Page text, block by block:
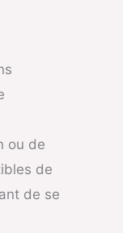
ou de
de
de se